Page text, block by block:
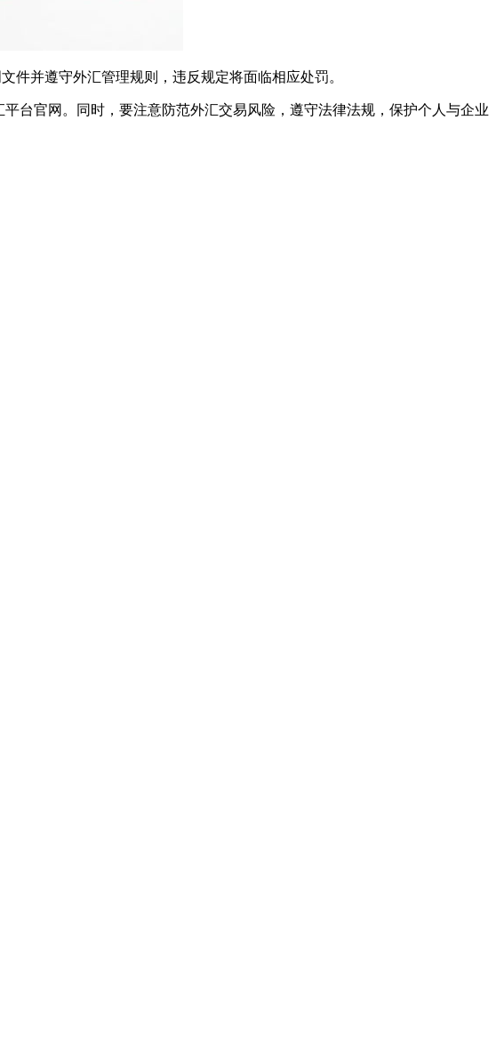
件并遵守外汇管理规则，违反规定将面临相应处罚。
台官网。同时，要注意防范外汇交易风险，遵守法律法规，保护个人与企业